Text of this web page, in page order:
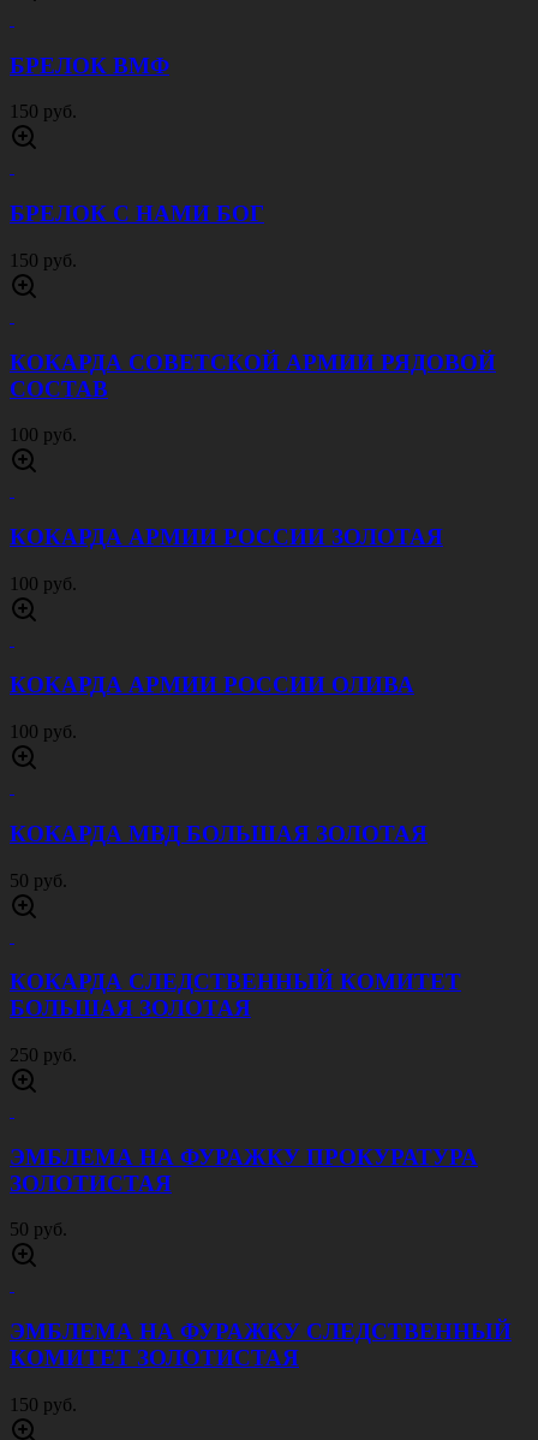
БРЕЛОК ВМФ
150 руб.
БРЕЛОК С НАМИ БОГ
150 руб.
КОКАРДА СОВЕТСКОЙ АРМИИ РЯДОВОЙ
СОСТАВ
100 руб.
КОКАРДА АРМИИ РОССИИ ЗОЛОТАЯ
100 руб.
КОКАРДА АРМИИ РОССИИ ОЛИВА
100 руб.
КОКАРДА МВД БОЛЬШАЯ ЗОЛОТАЯ
50 руб.
КОКАРДА СЛЕДСТВЕННЫЙ КОМИТЕТ
БОЛЬШАЯ ЗОЛОТАЯ
250 руб.
ЭМБЛЕМА НА ФУРАЖКУ ПРОКУРАТУРА
ЗОЛОТИСТАЯ
50 руб.
ЭМБЛЕМА НА ФУРАЖКУ СЛЕДСТВЕННЫЙ
КОМИТЕТ ЗОЛОТИСТАЯ
150 руб.